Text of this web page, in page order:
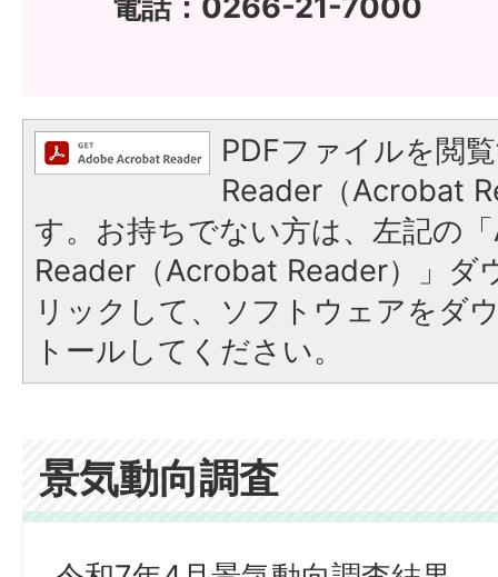
PDFファイルを閲
Reader（Acrobat
す。お持ちでない方は、左記の
Reader（Acrobat Reader）」ダ
リックして、ソフトウェアをダ
トールしてください。
景気動向調査